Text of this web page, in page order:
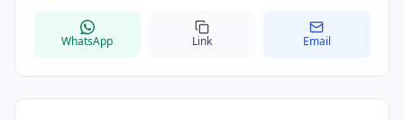
WhatsApp Link Email